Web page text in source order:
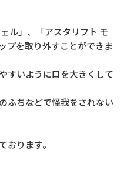
ル」、「アスタリフト モ
プを取り外すことができま
すいように口を大きくして
ふちなどで怪我をされない
おります。